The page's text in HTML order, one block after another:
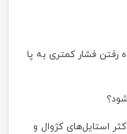
رفتن فشار کمتری به پا
استایل‌های کژوال و